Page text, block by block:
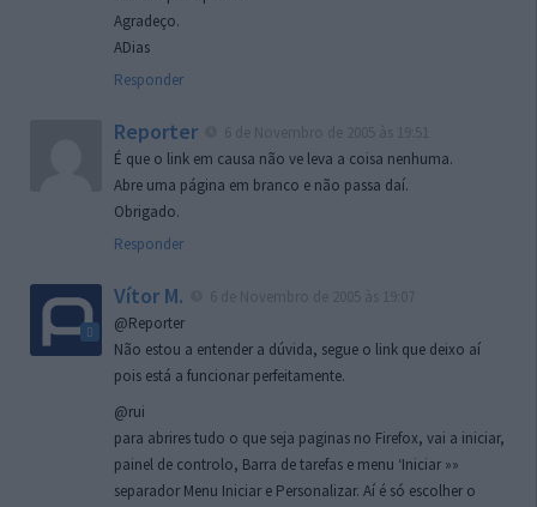
Agradeço.
ADias
Responder
Reporter
É que o link em causa não ve leva a coisa nenhuma.
Abre uma página em branco e não passa daí.
Obrigado.
Responder
Vítor M.
@Reporter
Não estou a entender a dúvida, segue o link que deixo aí
pois está a funcionar perfeitamente.
@rui
para abrires tudo o que seja paginas no Firefox, vai a iniciar,
painel de controlo, Barra de tarefas e menu ‘Iniciar »»
separador Menu Iniciar e Personalizar. Aí é só escolher o